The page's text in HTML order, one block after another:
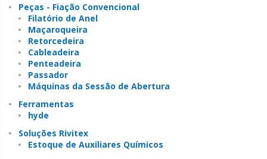
Peças - Fiação Convencional
Filatório de Anel
Maçaroqueira
Retorcedeira
Cableadeira
Penteadeira
Passador
Máquinas da Sessão de Abertura
Ferramentas
hyde
Soluções Rivitex
Estoque de Auxiliares Químicos